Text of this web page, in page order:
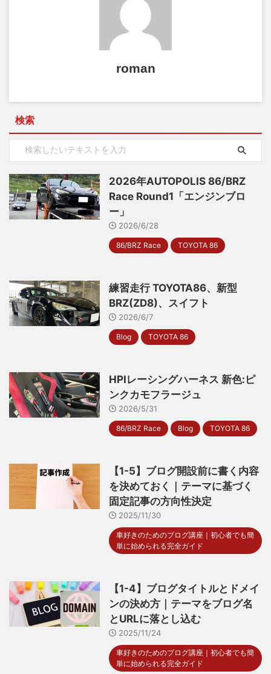
roman
検索
2026年AUTOPOLIS 86/BRZ
Race Round1「エンジンブロ
ー」
2026/6/28
86/BRZ Race TOYOTA 86
練習走行 TOYOTA86、新型
BRZ(ZD8)、スイフト
2026/6/7
Blog TOYOTA 86
HPIレーシングハーネス 新色:ピ
ンクカモフラージュ
2026/5/31
86/BRZ Race Blog TOYOTA 86
【1-5】ブログ開設前に書く内容
を決めておく｜テーマに基づく
固定記事の方向性決定
2025/11/30
車好きのためのブログ講座｜初心者でも簡
単に始められる完全ガイド
【1-4】ブログタイトルとドメイ
ンの決め方｜テーマをブログ名
とURLに落とし込む
2025/11/24
車好きのためのブログ講座｜初心者でも簡
単に始められる完全ガイド